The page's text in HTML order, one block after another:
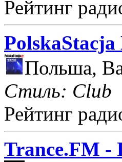
Рейтинг
PolskaStacja
Польша,
Стиль: Club
Рейтинг
Trance.FM -